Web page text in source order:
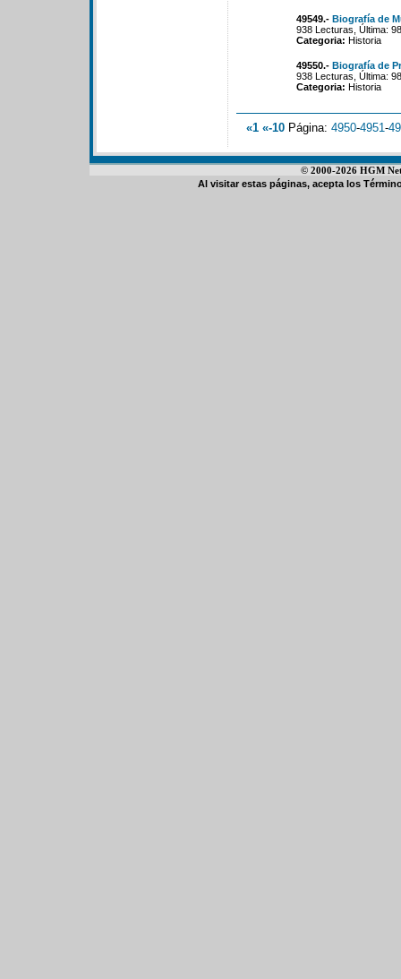
49549.- Biografía de
938 Lecturas, Última:
Categoria: Historia
49550.- Biografía de
938 Lecturas, Última:
Categoria: Historia
«1 «-10 Página: 4950-4951-
© 2000-2026 HGM
Al visitar estas páginas, acepta los